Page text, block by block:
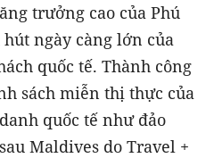
trưởng cao của Phú
ngày càng lớn của
quốc tế. Thành công
sách miễn thị thực của
quốc tế như đảo
Maldives do Travel +